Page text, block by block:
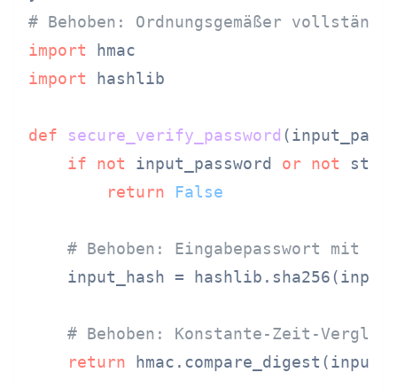
# Behoben: Ordnungsgemäßer
import
import hashlib
def secure_verify_password (
if
not input_password or not
return
False
# Behoben: Eingabepasswort mit
input_hash =
# Behoben: Konstante-Zeit-
return